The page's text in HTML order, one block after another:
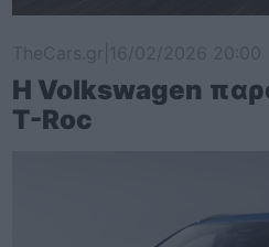
Η Volkswagen
T-Roc